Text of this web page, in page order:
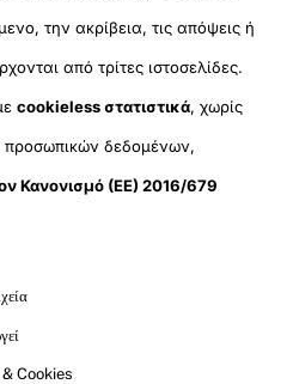
την ακρίβεια, τις απόψεις ή
από τρίτες ιστοσελίδες.
cookieless στατιστικά, χωρίς
δεδομένων,
Κανονισμό (ΕΕ) 2016/679
& Cookies